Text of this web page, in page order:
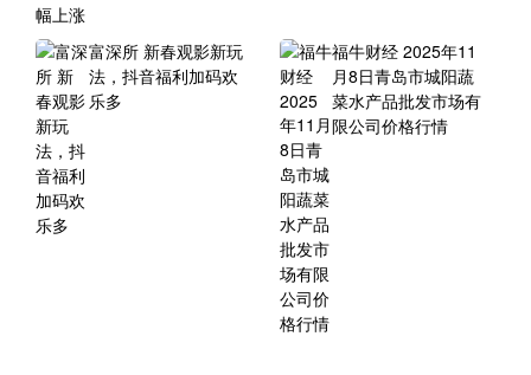
富深所 新春观影新玩
法，抖音福利加码欢
乐多
福牛财经 2025年11
月8日青岛市城阳蔬
菜水产品批发市场有
限公司价格行情